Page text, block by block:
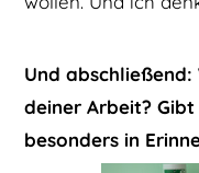
Und abschließend:
deiner Arbeit?
besonders in